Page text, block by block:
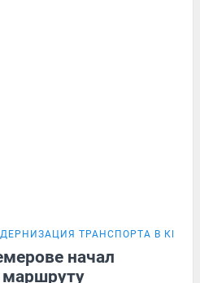
ТРАНСПОРТА В
начал
маршруту